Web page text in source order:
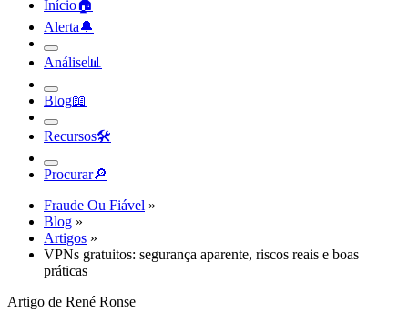
Alerta🔔︎
Análise
Blog
Recursos
Procurar
Blog»
Artigos
VPNs gratuitos: segurança aparente, riscos reais e boas
práticas